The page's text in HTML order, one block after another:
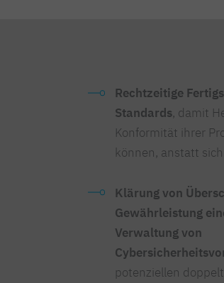
Rechtzeitige
Standards, damit
Konformität ihrer
können, anstatt
Klärung von
Gewährleistung
Verwaltung von
potenziellen